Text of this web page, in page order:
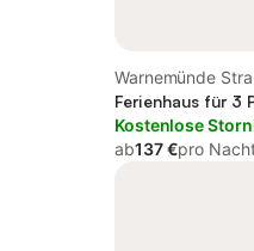
Warnemünde
Ferienhaus für 3
Kostenlose
ab137 €pro